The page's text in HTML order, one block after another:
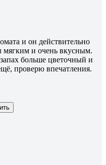
и он действительно
мягким и очень вкусным.
больше цветочный и
проверю впечатления.